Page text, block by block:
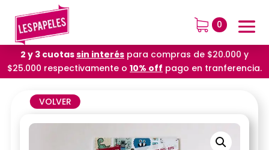
0
2 y 3 cuotassin interés para compras de $20.000 y
$25.000 respectivamente o 10% off pago en tranferencia.
VOLVER